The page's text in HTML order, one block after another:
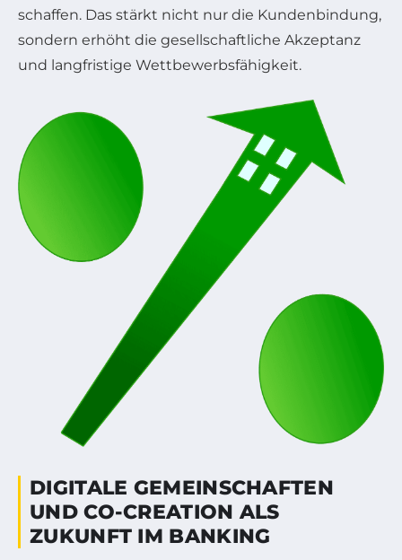
schaffen. Das stärkt nicht nur die Kundenbindung,
sondern erhöht die gesellschaftliche Akzeptanz
und langfristige Wettbewerbsfähigkeit.
DIGITALE GEMEINSCHAFTEN
UND CO-CREATION ALS
ZUKUNFT IM BANKING